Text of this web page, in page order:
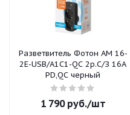
Разветвитель Фотон AM 16-
2E-USB/A1C1-QC 2р.С/З 16A
PD,QC черный
1 790руб./шт